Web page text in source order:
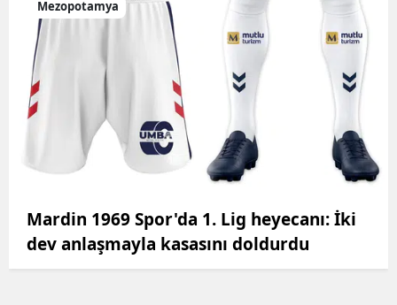
Mezopotamya
Mardin 1969 Spor'da 1. Lig heyecanı: İki
dev anlaşmayla kasasını doldurdu